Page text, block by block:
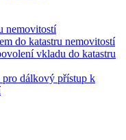
nemovitostí
do katastru nemovitostí
vkladu do katastru
pro dálkový přístup k